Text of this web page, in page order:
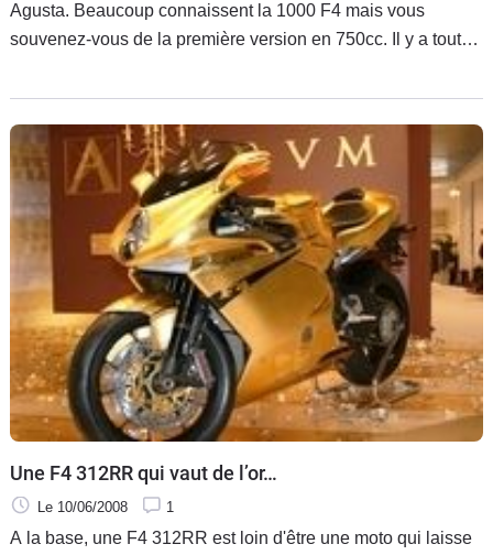
Agusta. Beaucoup connaissent la 1000 F4 mais vous
souvenez-vous de la première version en 750cc. Il y a tout
Agusta F4 quittait les ateliers de Varèse avec au guidon le
pilote essayeur Fabrizio Latini.
Une F4 312RR qui vaut de l’or…
Le 10/06/2008 1
A la base, une F4 312RR est loin d'être une moto qui laisse